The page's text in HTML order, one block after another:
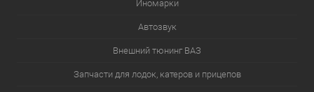
Иномарки
Автозвук
Внешний тюнинг ВАЗ
Запчасти для лодок, катеров и прицепов